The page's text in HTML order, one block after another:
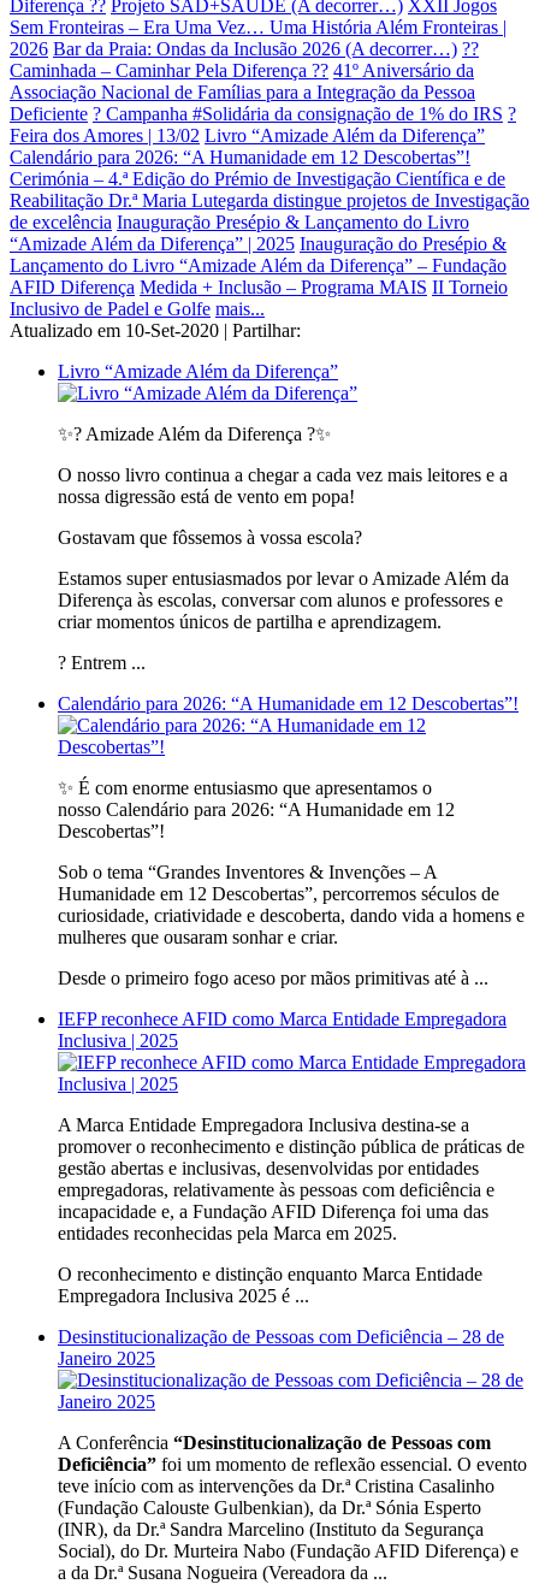
Diferença ?? Projeto SAD+SAÚDE (A decorrer…) XXII Jogos
Sem Fronteiras – Era Uma Vez… Uma História Além Fronteiras |
2026 Bar da Praia: Ondas da Inclusão 2026 (A decorrer…) ??
Caminhada – Caminhar Pela Diferença ?? 41º Aniversário da
Associação Nacional de Famílias para a Integração da Pessoa
Deficiente ? Campanha #Solidária da consignação de 1% do IRS ?
Feira dos Amores | 13/02 Livro “Amizade Além da Diferença”
Calendário para 2026: “A Humanidade em 12 Descobertas”!
Cerimónia – 4.ª Edição do Prémio de Investigação Científica e de
Reabilitação Dr.ª Maria Lutegarda distingue projetos de Investigação
de excelência Inauguração Presépio & Lançamento do Livro
“Amizade Além da Diferença” | 2025 Inauguração do Presépio &
Lançamento do Livro “Amizade Além da Diferença” – Fundação
AFID Diferença Medida + Inclusão – Programa MAIS II Torneio
Inclusivo de Padel e Golfe mais...
Atualizado em 10-Set-2020 | Partilhar:
Livro “Amizade Além da Diferença”
✨? Amizade Além da Diferença ?✨
O nosso livro continua a chegar a cada vez mais leitores e a
nossa digressão está de vento em popa!
Gostavam que fôssemos à vossa escola?
Estamos super entusiasmados por levar o Amizade Além da
Diferença às escolas, conversar com alunos e professores e
criar momentos únicos de partilha e aprendizagem.
? Entrem ...
Calendário para 2026: “A Humanidade em 12 Descobertas”!
✨ É com enorme entusiasmo que apresentamos o
nosso Calendário para 2026: “A Humanidade em 12
Descobertas”!
Sob o tema “Grandes Inventores & Invenções – A
Humanidade em 12 Descobertas”, percorremos séculos de
curiosidade, criatividade e descoberta, dando vida a homens e
mulheres que ousaram sonhar e criar.
Desde o primeiro fogo aceso por mãos primitivas até à ...
IEFP reconhece AFID como Marca Entidade Empregadora
Inclusiva | 2025
A Marca Entidade Empregadora Inclusiva destina-se a
promover o reconhecimento e distinção pública de práticas de
gestão abertas e inclusivas, desenvolvidas por entidades
empregadoras, relativamente às pessoas com deficiência e
incapacidade e, a Fundação AFID Diferença foi uma das
entidades reconhecidas pela Marca em 2025.
O reconhecimento e distinção enquanto Marca Entidade
Empregadora Inclusiva 2025 é ...
Desinstitucionalização de Pessoas com Deficiência – 28 de
Janeiro 2025
A Conferência “Desinstitucionalização de Pessoas com
Deficiência” foi um momento de reflexão essencial. O evento
teve início com as intervenções da Dr.ª Cristina Casalinho
(Fundação Calouste Gulbenkian), da Dr.ª Sónia Esperto
(INR), da Dr.ª Sandra Marcelino (Instituto da Segurança
Social), do Dr. Murteira Nabo (Fundação AFID Diferença) e
a da Dr.ª Susana Nogueira (Vereadora da ...